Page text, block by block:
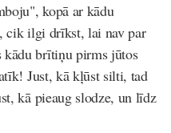
kopā ar kādu
cik ilgi drīkst, lai nav par
kādu brītiņu pirms jūtos
Just, kā kļūst silti, tad
kā pieaug slodze, un līdz